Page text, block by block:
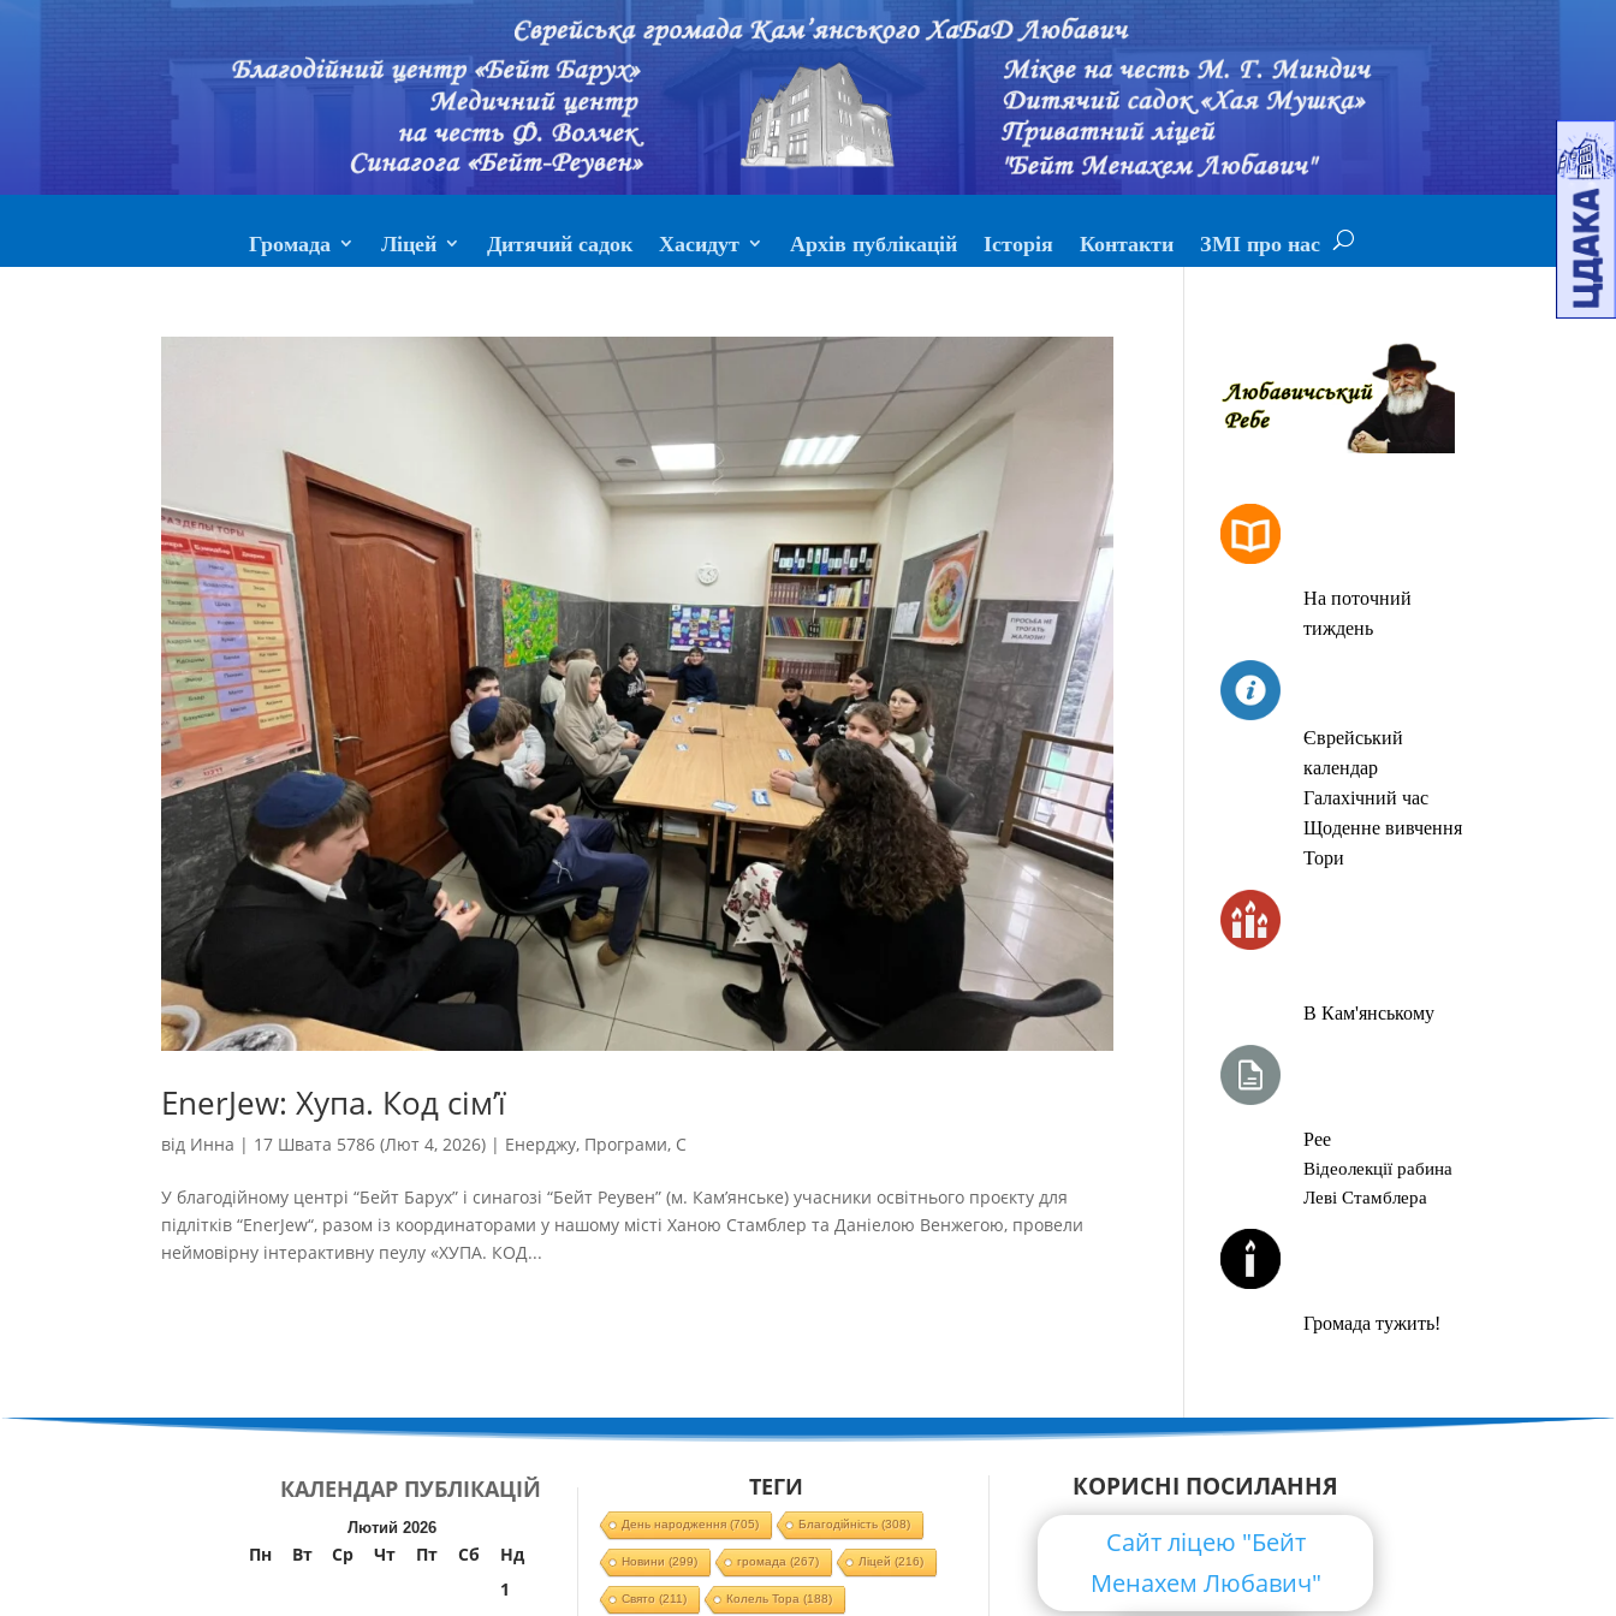
Громада Ліцей Дитячий садок Хасидут Архів публікацій Історія Контакти ЗМІ про нас
EnerJew: Хупа. Код сім’ї
від Инна | 17 Швата 5786 (Лют 4, 2026) | Енерджу, Програми, С
У благодійному центрі “Бейт Барух” і синагозі “Бейт Реувен” (м. Кам’янське) учасники освітнього проєкту для
підлітків “EnerJew“, разом із координаторами у нашому місті Ханою Стамблер та Даніелою Венжегою, провели
неймовірну інтерактивну пеулу «ХУПА. КОД...
На поточний
тиждень
Єврейський
календар
Галахічний час
Щоденне вивчення
Тори
В Кам'янському
Рее
Відеолекції рабина
Леві Стамблера
Громада тужить!
КАЛЕНДАР ПУБЛІКАЦІЙ
Лютий 2026
Пн Вт Ср Чт Пт Сб
Нд
1
ТЕГИ
День народження(705) Благодійність (308)
Новини (299) громада (267) Ліцей (216)
Свято (211) Колель Тора (188)
КОРИСНІ ПОСИЛАННЯ
Сайт ліцею "Бейт
Менахем Любавич"